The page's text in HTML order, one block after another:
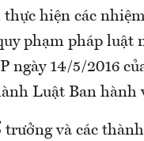
hiện các
phạm pháp luật
ngày 14/5/2016
Luật Ban hành
trưởng và các